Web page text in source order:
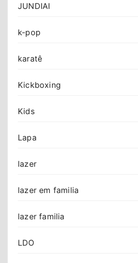
JUNDIAI
k-pop
karatê
Kickboxing
Kids
Lapa
lazer
lazer em familia
lazer familia
LDO